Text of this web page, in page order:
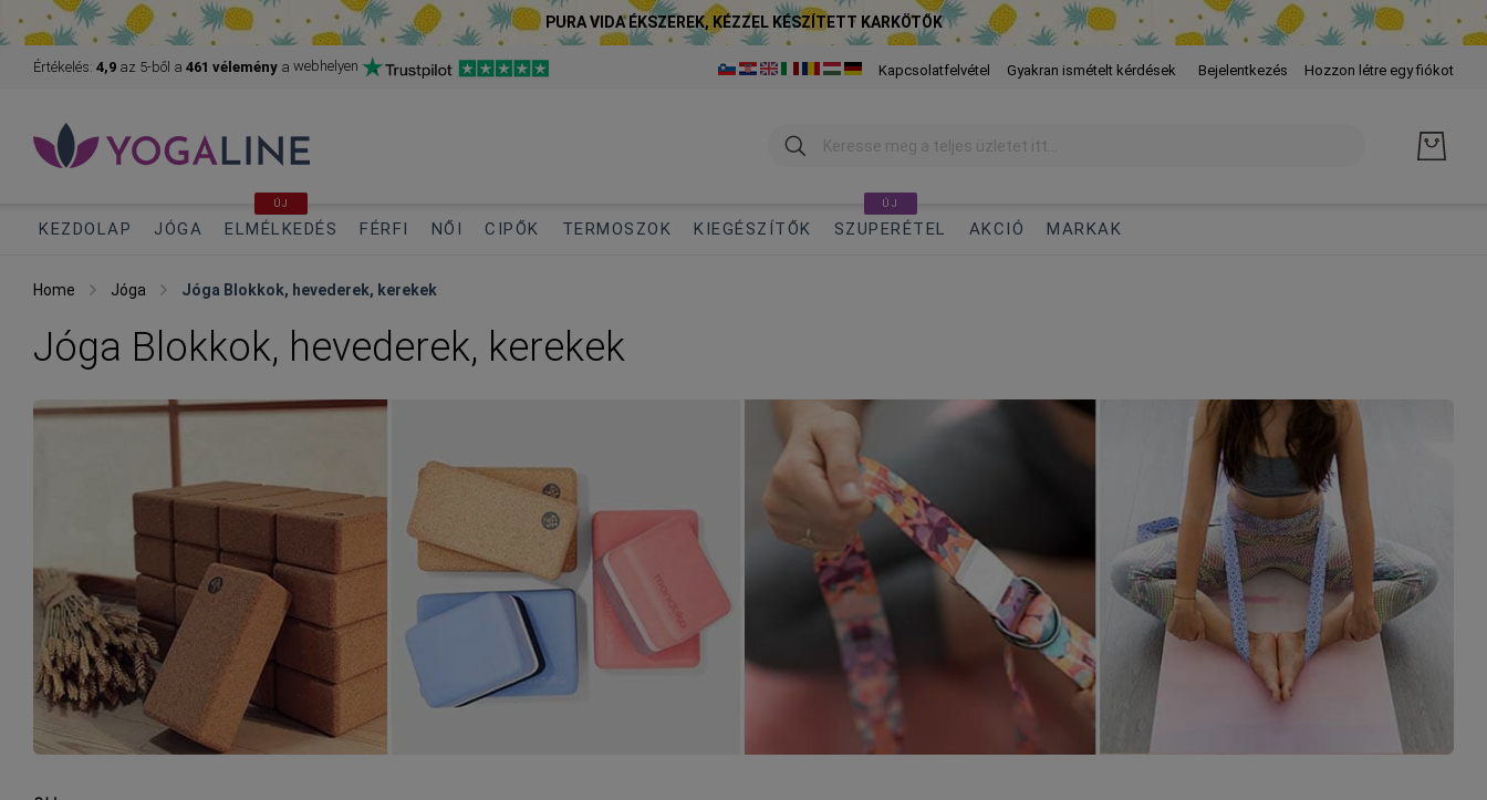
PURA VIDA ÉKSZEREK, KÉZZEL KÉSZÍTETT KARKÖTŐK
Értékelés: 4,9 az 5-ből a 461 vélemény a webhelyen
to
Kapcsolatfelvétel Gyakran ismételt kérdések Bejelentkezés Hozzon létre egy fiókot
Keresés
KEZDOLAP JÓGA ELMÉLKEDÉS
ÚJ
FÉRFI NŐI CIPŐK TERMOSZOK KIEGÉSZÍTŐK SZUPERÉTEL
ÚJ
AKCIÓ MARKAK
Home Jóga Jóga Blokkok, hevederek, kerekek
Jóga Blokkok, hevederek, kerekek